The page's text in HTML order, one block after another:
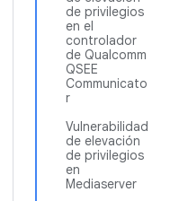
de privilegios
en el
controlador
de Qualcomm
QSEE
Communicato
r
Vulnerabilidad
de elevación
de privilegios
en
Mediaserver